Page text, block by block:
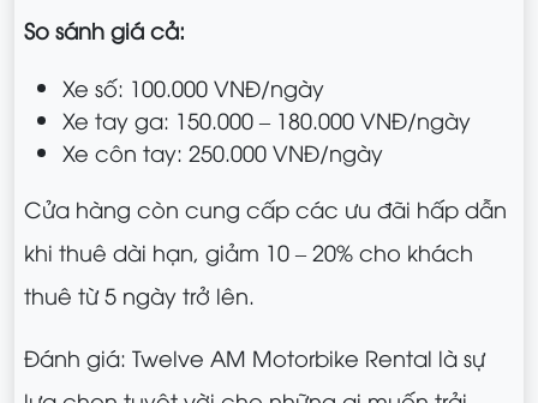
So sánh giá cả:
Xe số: 100.000 VNĐ/ngày
Xe tay ga: 150.000 – 180.000 VNĐ/ngày
Xe côn tay: 250.000 VNĐ/ngày
Cửa hàng còn cung cấp các ưu đãi hấp dẫn
khi thuê dài hạn, giảm 10 – 20% cho khách
thuê từ 5 ngày trở lên.
Đánh giá: Twelve AM Motorbike Rental là sự